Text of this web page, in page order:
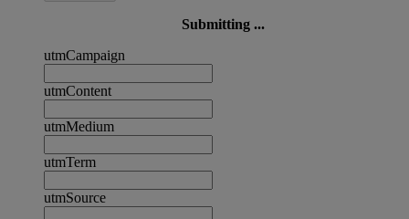
Submitting ...
utmCampaign
utmContent
utmMedium
utmTerm
utmSource